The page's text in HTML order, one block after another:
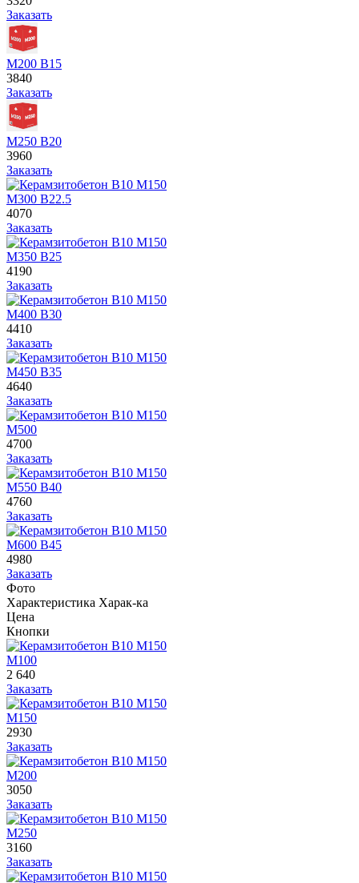
Заказать
М200 В15
3840
Заказать
М250 В20
3960
Заказать
М300 В22.5
4070
Заказать
М350 В25
4190
Заказать
М400 В30
4410
Заказать
М450 В35
4640
Заказать
М500
4700
Заказать
М550 В40
4760
Заказать
М600 В45
4980
Заказать
Фото
Характеристика Харак-ка
Цена
Кнопки
М100
2 640
Заказать
М150
2930
Заказать
М200
3050
Заказать
М250
3160
Заказать